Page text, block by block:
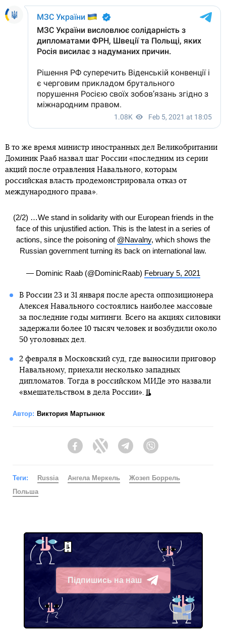
В то же время министр иностранных дел Великобритании
Доминик Рааб назвал шаг России «последним из серии
акций после отравления Навального, которым
российская власть продемонстрировала отказ от
международного права».
(2/2) …We stand in solidarity with our European friends in the
face of this unjustified action. This is the latest in a series of
actions, since the poisoning of @Navalny, which shows the
Russian government turning its back on international law.
— Dominic Raab (@DominicRaab) February 5, 2021
В России 23 и 31 января после ареста оппозиционера
Алексея Навального состоялись наиболее массовые
за последние годы митинги. Всего на акциях силовики
задержали более 10 тысяч человек и возбудили около
50 уголовных дел.
2 февраля в Московский суд, где выносили приговор
Навальному, приехали несколько западных
дипломатов. Тогда в российском МИДе это назвали
«вмешательством в дела России».
Автор: Виктория Мартынюк
FacebookTwitter Telegram
Теги: Russia Ангела Меркель
Жозеп Боррель
Польша
Підпишись на наш
Telegram